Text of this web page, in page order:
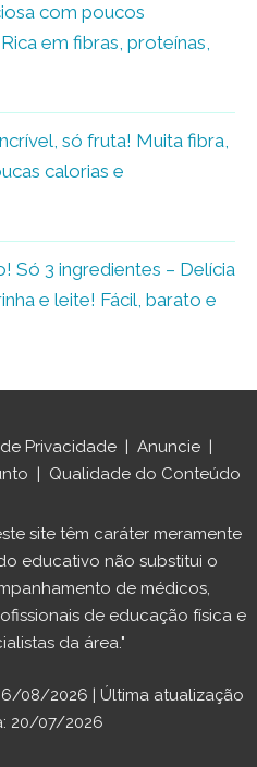
com poucos
em fibras, proteínas,
só fruta! Muita fibra,
calorias e
Só 3 ingredientes – Delícia
e leite! Fácil, barato e
Privacidade Anuncie
Qualidade do Conteúdo
site têm caráter meramente
educativo não substitui o
de médicos,
de educação física e
da área."
08/2026 | Última atualização
20/07/2026